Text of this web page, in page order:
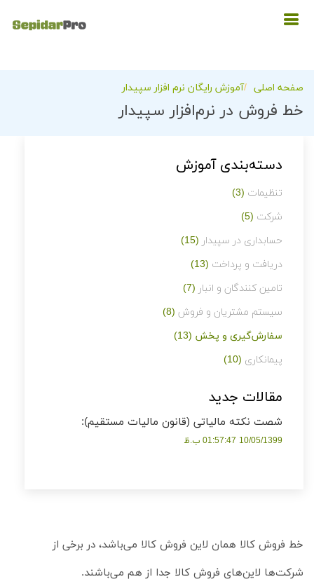
صفحه اصلی آموزش رایگان نرم افزار سپیدار
خط فروش در نرم‌افزار سپیدار
دسته‌بندی آموزش
تنظیمات (3)
شرکت (5)
حسابداری در سپیدار (15)
دریافت و پرداخت (13)
تامین کنندگان و انبار (7)
سیستم مشتریان و فروش (8)
سفارش‌گیری و پخش (13)
پیمانکاری (10)
مقالات جدید
شصت نکته مالیاتی (قانون مالیات مستقیم):
10/05/1399 01:57:47 ب.ظ
خط فروش کالا همان لاین فروش کالا می‌باشد، در برخی از
شرکت‌ها لاین‌های فروش کالا جدا از هم می‌باشند.